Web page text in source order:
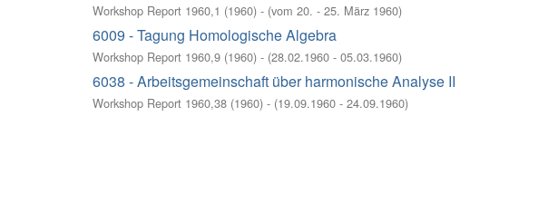
Workshop Report 1960,1 (1960) - (vom 20. - 25. März 1960)
6009 - Tagung Homologische Algebra
Workshop Report 1960,9 (1960) - (28.02.1960 - 05.03.1960)
6038 - Arbeitsgemeinschaft über harmonische Analyse II
Workshop Report 1960,38 (1960) - (19.09.1960 - 24.09.1960)